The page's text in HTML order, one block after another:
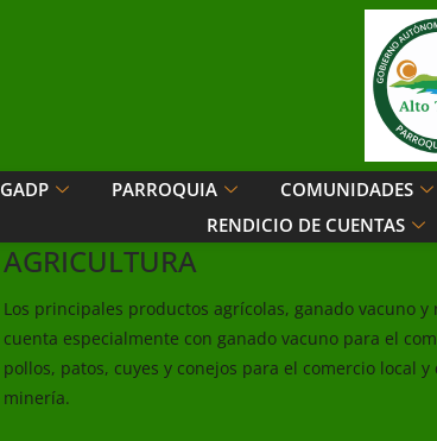
GADP PARROQUIA COMUNIDADES
RENDICIO DE CUENTAS
AGRICULTURA
Los principales productos agrícolas, ganado vacuno
cuenta especialmente con ganado vacuno para el
pollos, patos, cuyes y conejos para el comercio local
minería.